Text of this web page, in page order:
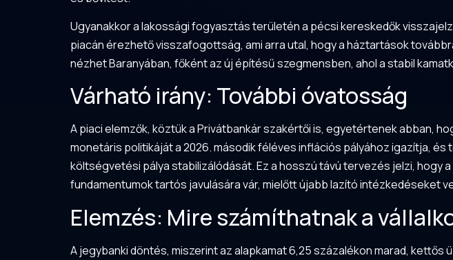
Ugyanakkor a lakossági fogyasztás területén a pécsi kereskedők
piacán érezhető visszafogottság, ami arra utal, hogy a háztartások
nézhet Baranyában, főként az új építésű szegmensben, ahol a stabil
Várható irány: További óvatosság
A piaci elemzők, köztük a Privátbankár szakértői is, egyetértenek abban,
monetáris politikáját a 2026. második féléves inflációs pályához igazítja,
költségvetési pálya stabilizálódását. Ez a hosszú távú tervezés jelzi, hogy
fundamentumok tartós javulására vár, mielőtt újabb lazító intézkedéseket
Elemzés: Mire számíthatnak a
A jegybanki döntés, miszerint az alapkamat 6,25 százalékon marad,